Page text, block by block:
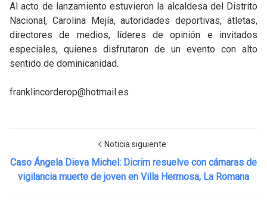
Al acto de lanzamiento estuvieron la alcaldesa del Distrito
Nacional, Carolina Mejía, autoridades deportivas, atletas,
directores de medios, líderes de opinión e invitados
especiales, quienes disfrutaron de un evento con alto
sentido de dominicanidad.
franklincorderop@hotmail.es
Noticia siguiente
Caso Ángela Dieva Michel: Dicrim resuelve con cámaras de
vigilancia muerte de joven en Villa Hermosa, La Romana